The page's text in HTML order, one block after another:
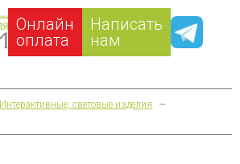
Онлайн
оплата
Написать
нам
Интерактивные, световые изделия
—